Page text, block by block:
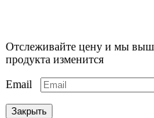
Отслеживайте цену и мы
продукта изменится
Email
Закрыть